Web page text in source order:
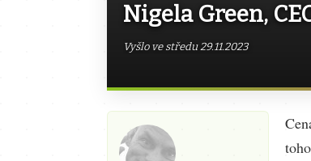
Nigela Green,
Vyšlo ve středu 29.11.2023